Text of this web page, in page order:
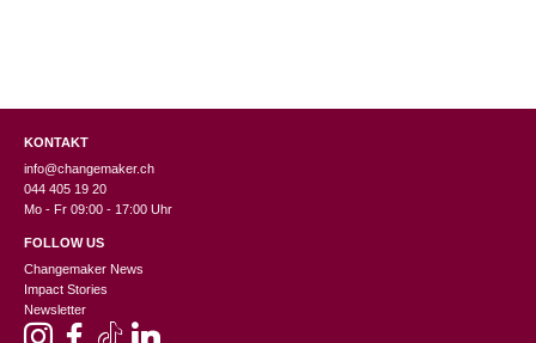
KONTAKT
info@changemaker.ch
044 405 19 20
Mo - Fr 09:00 - 17:00 Uhr
FOLLOW US
Changemaker News
Impact Stories
Newsletter